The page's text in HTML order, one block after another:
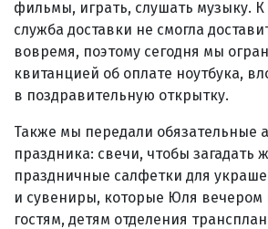
фильмы, играть, слушать музыку.
служба доставки не смогла
вовремя, поэтому сегодня мы
квитанцией об оплате ноутбука,
в поздравительную открытку.
Также мы передали обязательные
праздника: свечи, чтобы загадать
праздничные салфетки для
и сувениры, которые Юля вечером
гостям, детям отделения